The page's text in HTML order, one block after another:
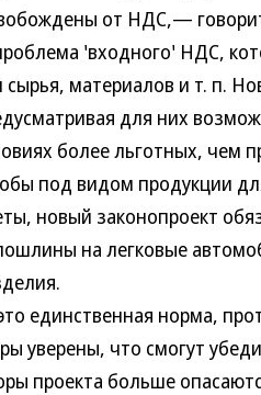
от НДС,—
'входного' НДС,
сырья, материалов и т. п.
для них
более льготных, чем
под видом продукции
новый законопроект
на легковые
единственная норма,
уверены, что смогут
проекта больше